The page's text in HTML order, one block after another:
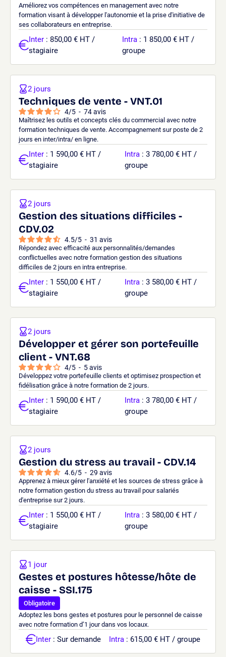
Améliorez vos compétences en management avec notre
formation visant à développer l'autonomie et la prise d'initiative de
ses collaborateurs en entreprise.
Inter : 850,00 € HT /
stagiaire
Intra : 1 850,00 € HT /
groupe
Techniques de vente - VNT.01
4/5 - 74avis
Maîtrisez les outils et concepts clés du commercial avec notre
formation techniques de vente. Accompagnement sur poste de 2
jours en inter/intra/ en ligne.
2 jours
Inter : 1 590,00 € HT /
stagiaire
Intra : 3 780,00 € HT /
groupe
Gestion des situations difficiles -
CDV.02
4.5/5 - 31 avis
Répondez avec efficacité aux personnalités/demandes
conflictuelles avec notre formation gestion des situations
difficiles de 2 jours en intra entreprise.
2 jours
Inter : 1 550,00 € HT /
stagiaire
Intra : 3 580,00 € HT /
groupe
Développer et gérer son portefeuille
client - VNT.68
4/5 - 5avis
Développez votre portefeuille clients et optimisez prospection et
fidélisation grâce à notre formation de 2 jours.
2 jours
Inter : 1 590,00 € HT /
stagiaire
Intra : 3 780,00 € HT /
groupe
Gestion du stress au travail - CDV.14
4.6/5 - 29 avis
Apprenez à mieux gérer l'anxiété et les sources de stress grâce à
notre formation gestion du stress au travail pour salariés
d'entreprise sur 2 jours.
2 jours
Inter : 1 550,00 € HT /
stagiaire
Intra : 3 580,00 € HT /
groupe
Gestes et postures hôtesse/hôte de
caisse - SSI.175
Obligatoire
Adoptez les bons gestes et postures pour le personnel de caisse
avec notre formation d’1 jour dans vos locaux.
1 jour
Inter : Sur demande Intra : 615,00 € HT / groupe